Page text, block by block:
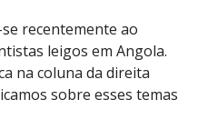
recentemente ao
leigos em Angola.
na coluna da direita
sobre esses temas